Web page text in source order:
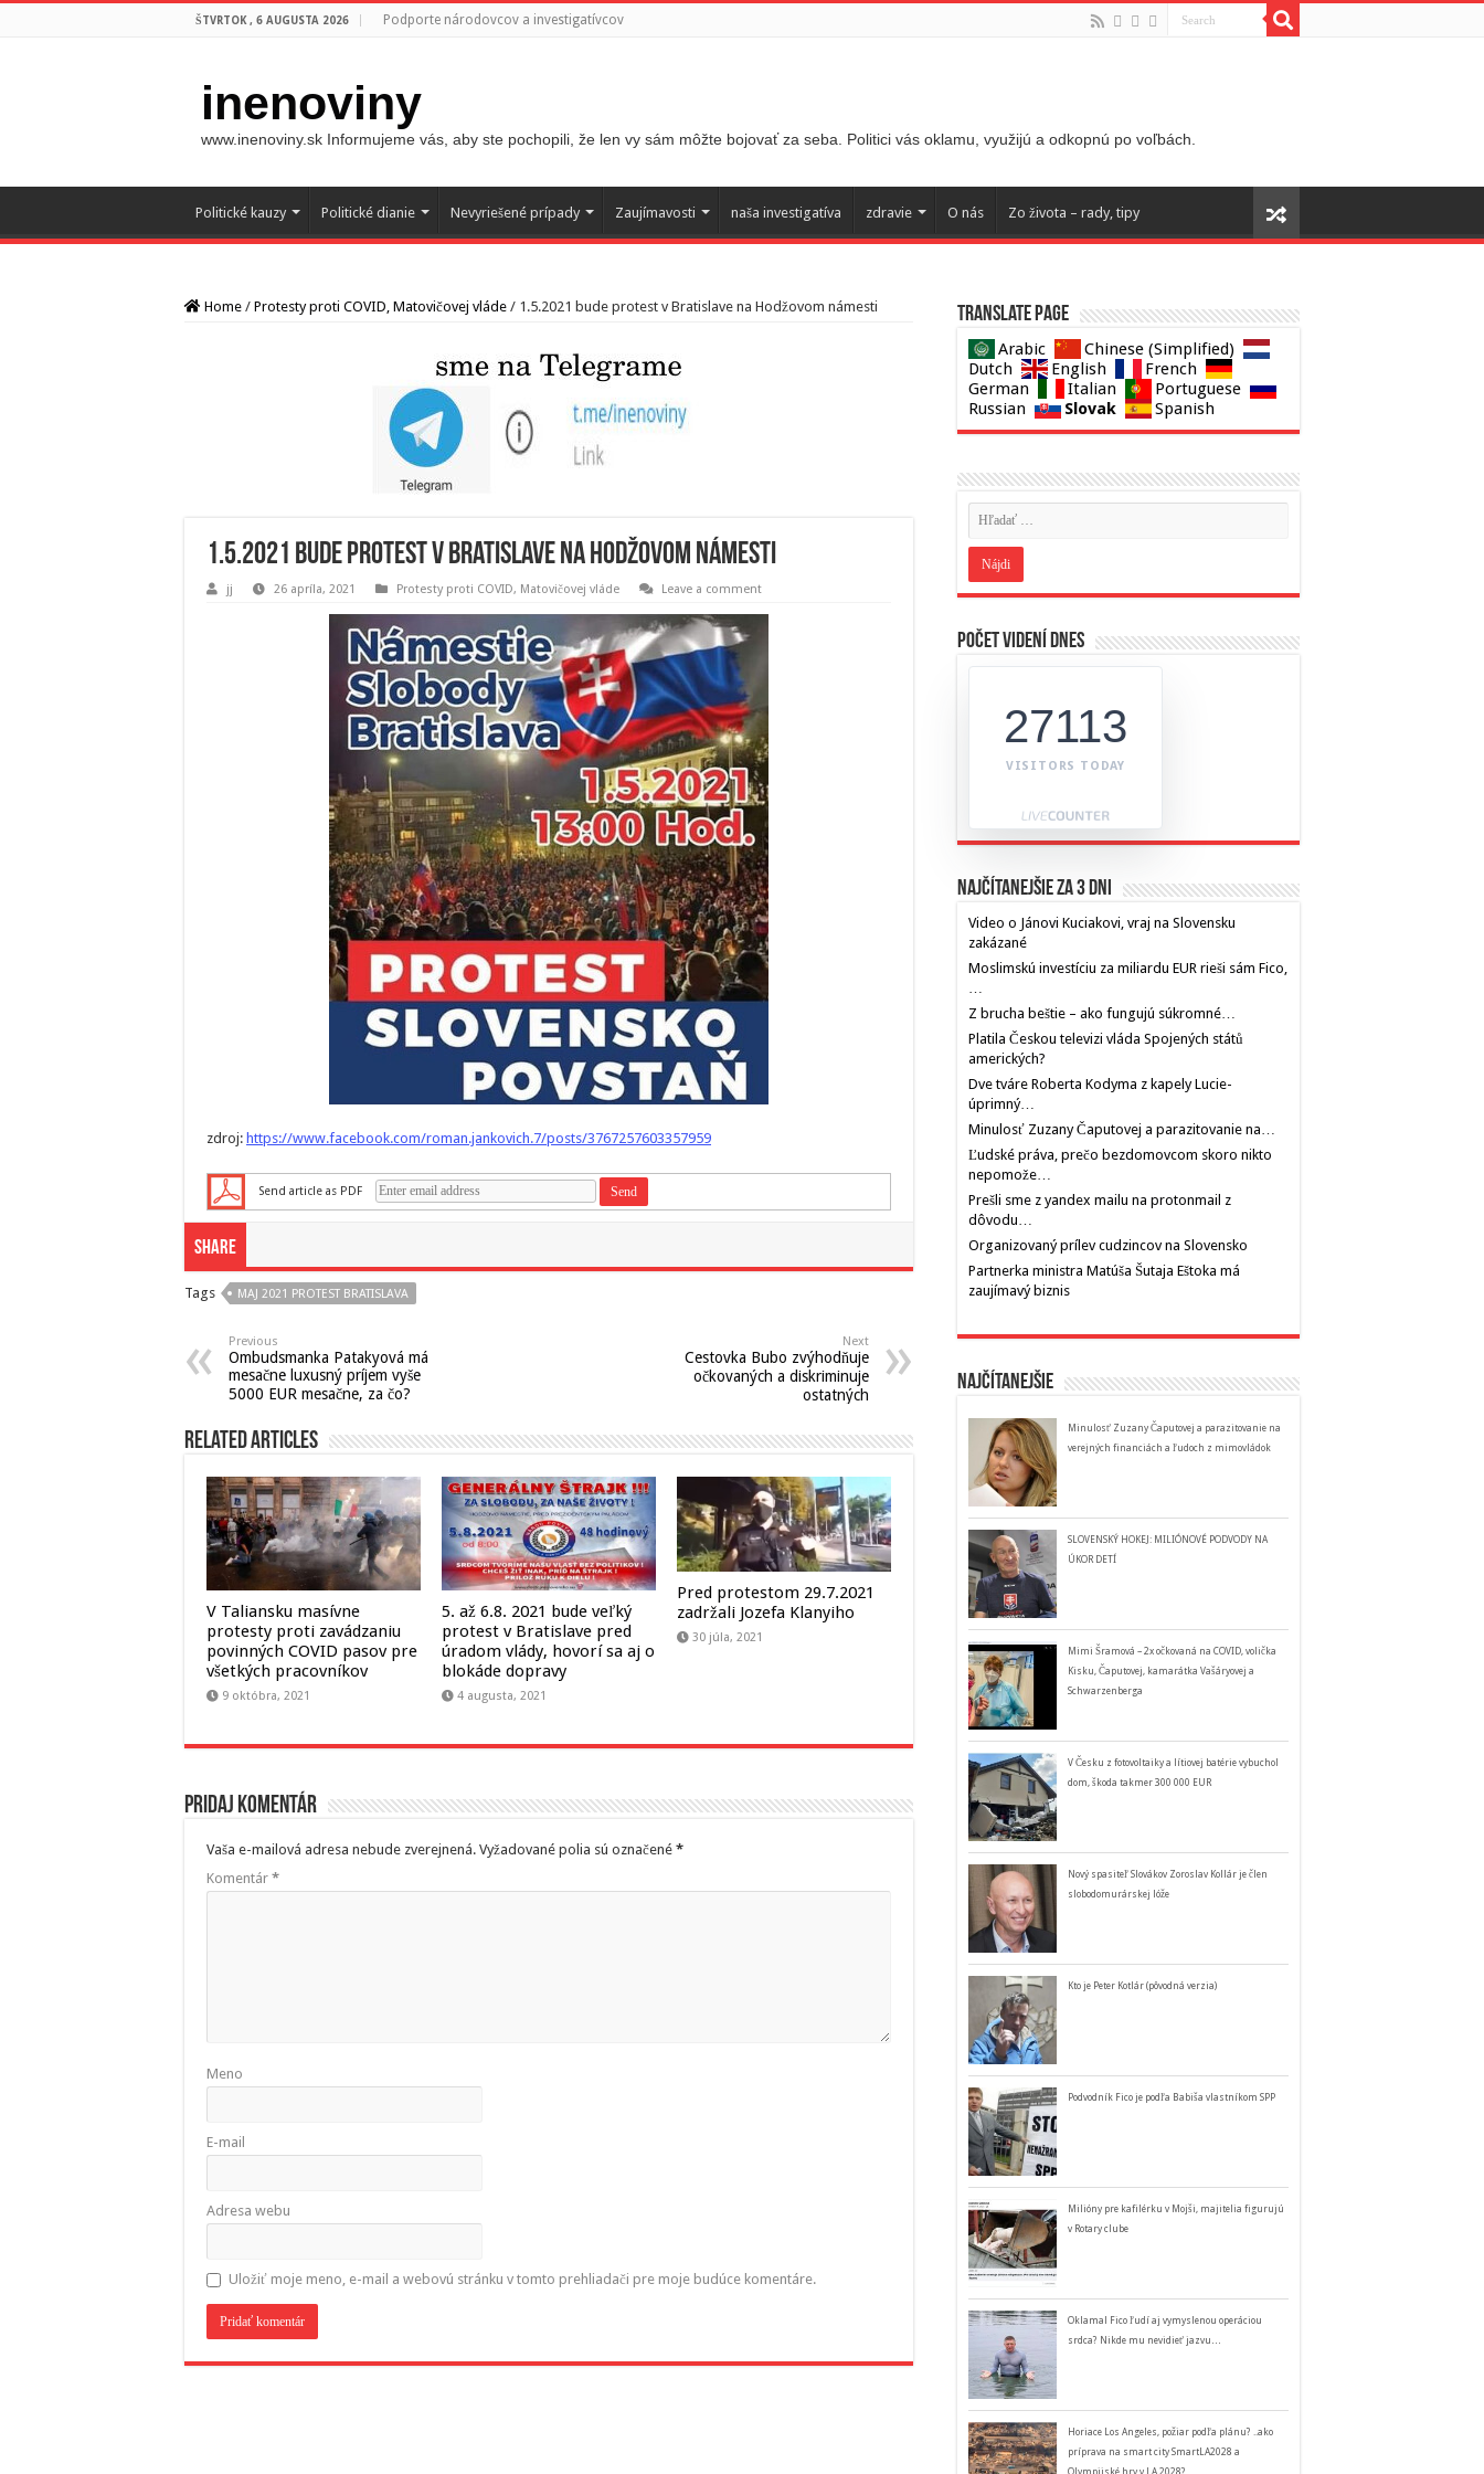
ŠTVRTOK , 6 AUGUSTA 2026 Podporte národovcov a investigatívcov
inenoviny
www.inenoviny.sk Informujeme vás, aby ste pochopili, že len vy sám môžte bojovať za seba. Politici vás oklamu, využijú a odkopnú po voľbách.
Politické kauzy Politické dianie Nevyriešené prípady Zaujímavosti naša investigatíva zdravie O nás Zo života – rady, tipy
Home / Protesty proti COVID, Matovičovej vláde / 1.5.2021 bude protest v Bratislave na Hodžovom námesti
1.5.2021 bude protest v Bratislave na Hodžovom námesti
jj 26 apríla, 2021 Protesty proti COVID, Matovičovej vláde Leave a comment
zdroj: https://www.facebook.com/roman.jankovich.7/posts/3767257603357959
Send article as PDF
Share
Tags MAJ 2021 PROTEST BRATISLAVA
Previous
Ombudsmanka Patakyová má
mesačne luxusný príjem vyše
5000 EUR mesačne, za čo?
Next
Cestovka Bubo zvýhodňuje
očkovaných a diskriminuje
ostatných
Related Articles
V Taliansku masívne
protesty proti zavádzaniu
povinných COVID pasov pre
všetkých pracovníkov
9 októbra, 2021
5. až 6.8. 2021 bude veľký
protest v Bratislave pred
úradom vlády, hovorí sa aj o
blokáde dopravy
4 augusta, 2021
Pred protestom 29.7.2021
zadržali Jozefa Klanyiho
30 júla, 2021
Pridaj komentár
Vaša e-mailová adresa nebude zverejnená. Vyžadované polia sú označené *
Komentár *
Meno
E-mail
Adresa webu
Uložiť moje meno, e-mail a webovú stránku v tomto prehliadači pre moje budúce komentáre.
Translate page
Arabic
Chinese (Simplified)
Dutch
English
French
German
Italian
Portuguese
Russian
Slovak Spanish
Počet videní dnes
27113
VISITORS TODAY
Najčítanejšie za 3 dni
Video o Jánovi Kuciakovi, vraj na Slovensku
zakázané
Moslimskú investíciu za miliardu EUR rieši sám Fico,
…
Z brucha beštie – ako fungujú súkromné…
Platila Českou televizi vláda Spojených států
amerických?
Dve tváre Roberta Kodyma z kapely Lucie-
úprimný…
Minulosť Zuzany Čaputovej a parazitovanie na…
Ľudské práva, prečo bezdomovcom skoro nikto
nepomože…
Prešli sme z yandex mailu na protonmail z
dôvodu…
Organizovaný prílev cudzincov na Slovensko
Partnerka ministra Matúša Šutaja Eštoka má
zaujímavý biznis
Najčítanejšie
Minulosť Zuzany Čaputovej a parazitovanie na
verejných financiách a ľudoch z mimovládok
SLOVENSKÝ HOKEJ: MILIÓNOVÉ PODVODY NA
ÚKOR DETÍ
Mimi Šramová – 2x očkovaná na COVID, volička
Kisku, Čaputovej, kamarátka Vašáryovej a
Schwarzenberga
V Česku z fotovoltaiky a lítiovej batérie vybuchol
dom, škoda takmer 300 000 EUR
Nový spasiteľ Slovákov Zoroslav Kollár je člen
slobodomurárskej lóže
Kto je Peter Kotlár (pôvodná verzia)
Podvodník Fico je podľa Babiša vlastníkom SPP
Milióny pre kafilérku v Mojši, majitelia figurujú
v Rotary clube
Oklamal Fico ľudí aj vymyslenou operáciou
srdca? Nikde mu nevidieť jazvu…
Horiace Los Angeles, požiar podľa plánu? ..ako
príprava na smart city SmartLA2028 a